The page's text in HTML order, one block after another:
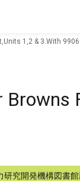
1,2 & 3.With
研究開発機構図書